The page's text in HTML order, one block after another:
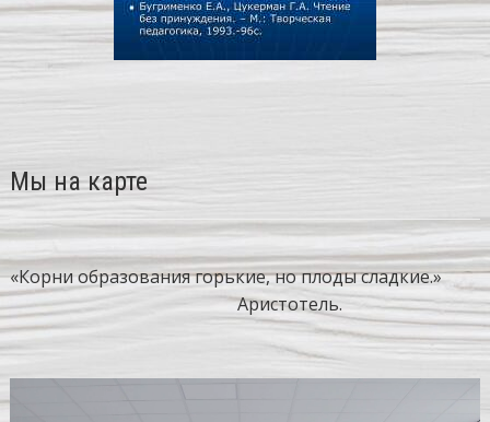
Мы на карте
«Корни образования горькие, но плоды сладкие.»
Аристотель.